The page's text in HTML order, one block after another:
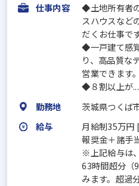
仕事内容
◆土地所有者
スハウスなど
だくお仕事です
◆一戸建て感
り、高品質な
営業できます。
◆８割以上が...
勤務地
茨城県つくば
給与
月給制35万円
報奨金＋諸手
※上記給与は
63時間超分（
みます。超過